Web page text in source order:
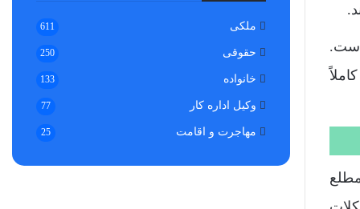
است.
ملکی 611
حقوقی 250
خانواده 133
وکیل اداره کار 77
مهاجرت و اقامت 25